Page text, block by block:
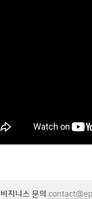
비지니스 문의